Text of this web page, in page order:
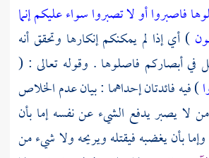
فاصبروا أو لا تصبروا سواء عليكم إنما
) أي إذا لم يمكنكم إنكارها وتحقق أنه
أبصاركم فاصلوها . وقوله تعالى : (
) فيه فائدتان إحداهما : بيان عدم الخلاص
من لا يصبر يدفع الشيء عن نفسه إما بأن
بأن يغضبه فيقتله ويريحه ولا شيء من